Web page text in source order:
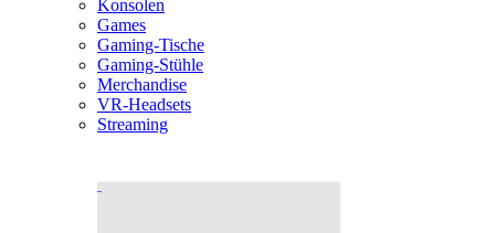
Konsolen
Games
Gaming-Tische
Gaming-Stühle
Merchandise
VR-Headsets
Streaming